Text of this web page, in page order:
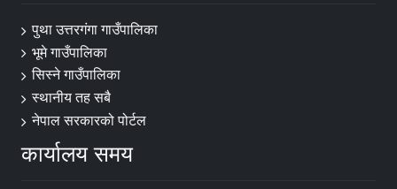
पुथा उत्तरगंगा गाउँपालिका
भूमे गाउँपालिका
सिस्ने गाउँपालिका
स्थानीय तह सबै
नेपाल सरकारको पोर्टल
कार्यालय समय